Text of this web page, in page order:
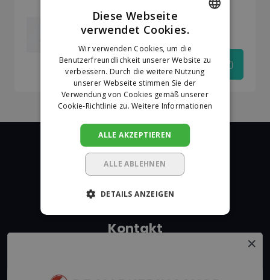
Kadeem Speckstein
100x10x10 mm
€18,01
De Markeringshop
Kontakt
DUTCH
GERMAN
Diese Webseite
verwendet Cookies.
Wir verwenden Cookies, um die
Benutzerfreundlichkeit unserer Website zu
verbessern. Durch die weitere Nutzung
unserer Webseite stimmen Sie der
Verwendung von Cookies gemäß unserer
Cookie-Richtlinie zu. Weitere Informationen
ALLE AKZEPTIEREN
ALLE ABLEHNEN
DETAILS ANZEIGEN